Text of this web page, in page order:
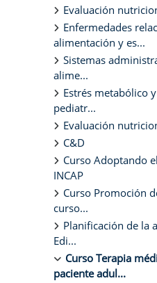
Evaluación
Enfermedades
alimentación y es...
Sistemas
alime...
Estrés metabólico
pediatr...
Evaluación
C&D
Curso Adoptando
INCAP
Curso Promoción
curso...
Planificación de la
Edi...
Curso Terapia
paciente adul...